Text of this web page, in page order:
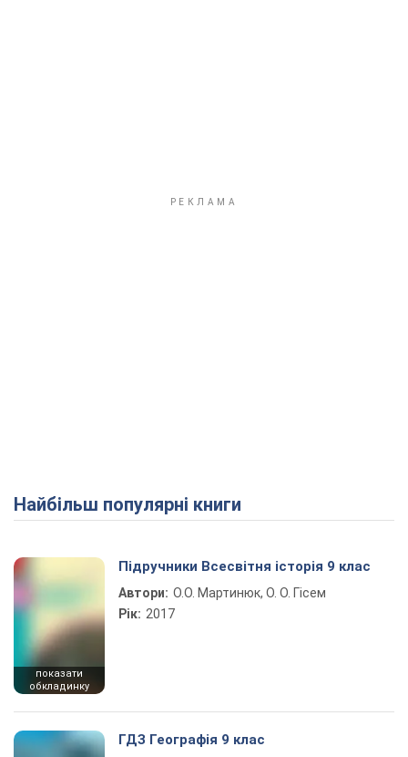
Найбільш популярні книги
показати
обкладинку
Підручники Всесвітня історія 9 клас
Автори: О.О. Мартинюк, О. О. Гісем
Рік: 2017
ГДЗ Географія 9 клас